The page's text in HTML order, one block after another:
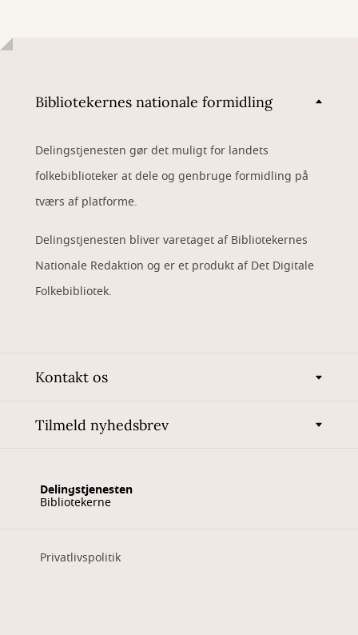
Bibliotekernes nationale formidling
Delingstjenesten gør det muligt for landets
folkebiblioteker at dele og genbruge formidling på
tværs af platforme.
Delingstjenesten bliver varetaget af Bibliotekernes
Nationale Redaktion og er et produkt af Det Digitale
Folkebibliotek.
Kontakt os
Tilmeld nyhedsbrev
Delingstjenesten
Bibliotekerne
Privatlivspolitik